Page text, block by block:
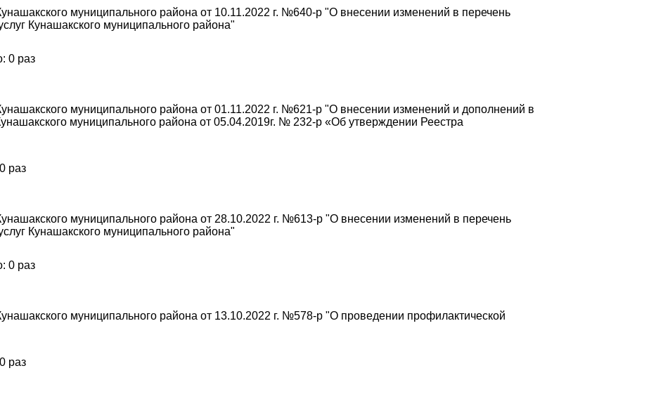
муниципального района от 10.11.2022 г. №640-р "О внесении изменений в перечень
Кунашакского муниципального района"
0 раз
муниципального района от 01.11.2022 г. №621-р "О внесении изменений и дополнений в
муниципального района от 05.04.2019г. № 232-р «Об утверждении Реестра
раз
муниципального района от 28.10.2022 г. №613-р "О внесении изменений в перечень
Кунашакского муниципального района"
0 раз
муниципального района от 13.10.2022 г. №578-р "О проведении профилактической
раз